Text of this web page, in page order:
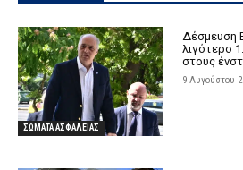
ΣΩΜΑΤΑ ΑΣΦΑΛΕΙΑΣ
Δέσμευση
λιγότερο
στους
9 Αυγούστου